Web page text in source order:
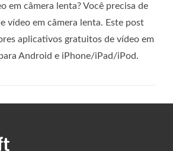
em câmera lenta? Você precisa de
vídeo em câmera lenta. Este post
aplicativos gratuitos de vídeo em
Android e iPhone/iPad/iPod.